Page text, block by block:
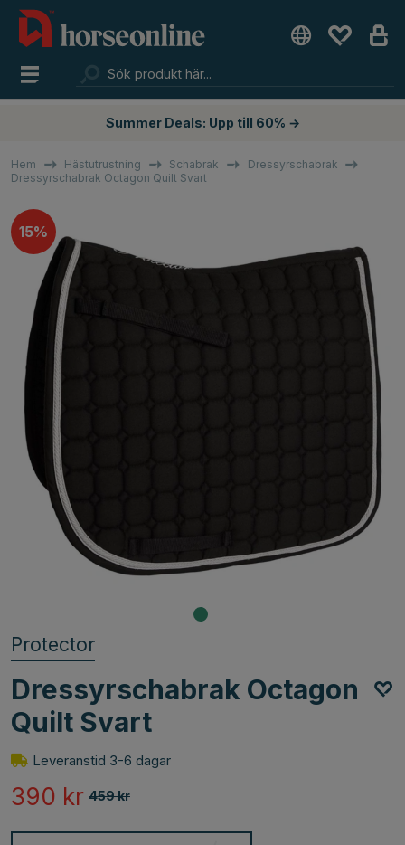
Summer Deals: Upp till 60% →
Hem Hästutrustning Schabrak
Dressyrschabrak
Dressyrschabrak Octagon Quilt Svart
15%
Protector
Dressyrschabrak Octagon
Quilt Svart
Leveranstid 3-6 dagar
459kr
390 kr